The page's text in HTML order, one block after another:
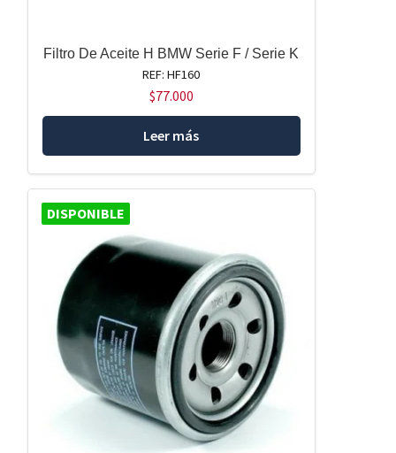
Filtro De Aceite H BMW Serie F / Serie K
REF: HF160
$77.000
Leer más
DISPONIBLE